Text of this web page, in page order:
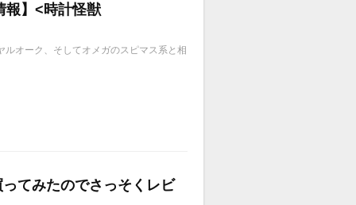
報】<時計怪獣
オーク、そしてオメガのスピマス系と相
てみたのでさっそくレビ